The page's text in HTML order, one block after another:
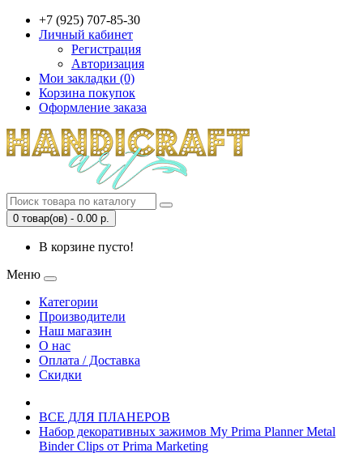
+7 (925) 707-85-30
Личный кабинет
Регистрация
Авторизация
Мои закладки (0)
Корзина покупок
Оформление заказа
0 товар(ов) - 0.00 р.
В корзине пусто!
Меню
Категории
Производители
Наш магазин
О нас
Оплата / Доставка
Скидки
ВСЕ ДЛЯ ПЛАНЕРОВ
Набор декоративных зажимов My Prima Planner Metal
Binder Clips от Prima Marketing